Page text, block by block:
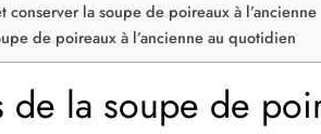
conserver la soupe de poireaux à l’ancienne
de poireaux à l’ancienne au quotidien
la soupe de